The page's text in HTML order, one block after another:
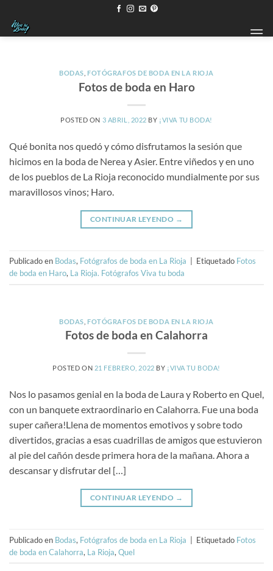
contenido
BODAS ,FOTÓGRAFOS DE BODA EN LA RIOJA
Fotos de boda en Haro
POSTED ON 3 ABRIL, 2022 BY ¡VIVA TU BODA!
Qué bonita nos quedó y cómo disfrutamos la sesión que
hicimos en la boda de Nerea y Asier. Entre viñedos y en uno
de los pueblos de La Rioja reconocido mundialmente por sus
maravillosos vinos; Haro.
CONTINUAR LEYENDO →
Publicado en Bodas, Fotógrafos de boda en La Rioja Etiquetado Fotos
de boda en Haro, La Rioja. Fotógrafos Viva tu boda
BODAS ,FOTÓGRAFOS DE BODA EN LA RIOJA
Fotos de boda en Calahorra
POSTED ON 21 FEBRERO, 2022 BY ¡VIVA TU BODA!
Nos lo pasamos genial en la boda de Laura y Roberto en Quel,
con un banquete extraordinario en Calahorra. Fue una boda
super cañera!Llena de momentos emotivos y sobre todo
divertidos, gracias a esas cuadrillas de amigos que estuvieron
al pie del cañón desde primera hora de la mañana. Ahora a
descansar y disfrutar del […]
CONTINUAR LEYENDO →
Publicado en Bodas, Fotógrafos de boda en La Rioja Etiquetado Fotos
de boda en Calahorra, La Rioja, Quel